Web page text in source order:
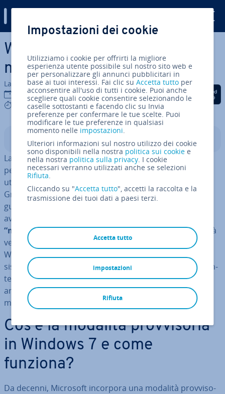
Vai al contenuto prin­ci­pa­le
Windows 7: avviare la
modalità prov­vi­so­ria
La redazione di IONOS
03 mar 2021
4 mins
Condividi via Facebook
Condividi via Twitter
Condividi via
Indice
La modalità prov­vi­so­ria di Windows 7 permette di re­cu­
pe­ra­re l’accesso al sistema operativo e all’in­ter­fac­cia
utente, nel caso in cui vi siano errori critici del sistema.
Grazie a questa modalità, si può ana­liz­za­re l’origine del
guasto ed eseguirne la ri­so­lu­zio­ne. Questa opzione di
avvio, in­cor­po­ra­ta in Windows 7, viene chiamata
“modalità prov­vi­so­ria”poiché tramite questa modalità
vengono attivati solo i com­po­nen­ti es­sen­zia­li di
Windows, ovvero solo i driver necessari per l’avvio del
sistema. I programmi, pe­ri­fe­ri­che o driver po­ten­zial­men­
te pro­ble­ma­ti­ci non vengono quindi attivati. In questo
articolo vi spie­ghia­mo come avviare Windows 7 in
modalità prov­vi­so­ria uti­liz­zan­do due metodi diversi.
Cos’è la modalità prov­vi­so­ria
in Windows 7 e come
funziona?
Da decenni, Microsoft incorpora una modalità prov­vi­so­
Impostazioni dei cookie
Utilizziamo i cookie per offrirti la migliore
esperienza utente possibile sul nostro sito web e
per personalizzare gli annunci pubblicitari in
base ai tuoi interessi. Fai clic suAccetta tutto per
acconsentire all'uso di tutti i cookie. Puoi anche
scegliere quali cookie consentire selezionando le
caselle sottostanti e facendo clic su Invia
preferenze per confermare le tue scelte. Puoi
modificare le tue preferenze in qualsiasi
momento nelle impostazioni.
Ulteriori informazioni sul nostro utilizzo dei cookie
sono disponibili nella nostra politica sui cookie e
nella nostra politica sulla privacy. I cookie
necessari verranno utilizzati anche se selezioni
Rifiuta.
Cliccando su "Accetta tutto", accetti la raccolta e la
trasmissione dei tuoi dati a paesi terzi.
Accetta tutto
Rifiuta
impostazioni